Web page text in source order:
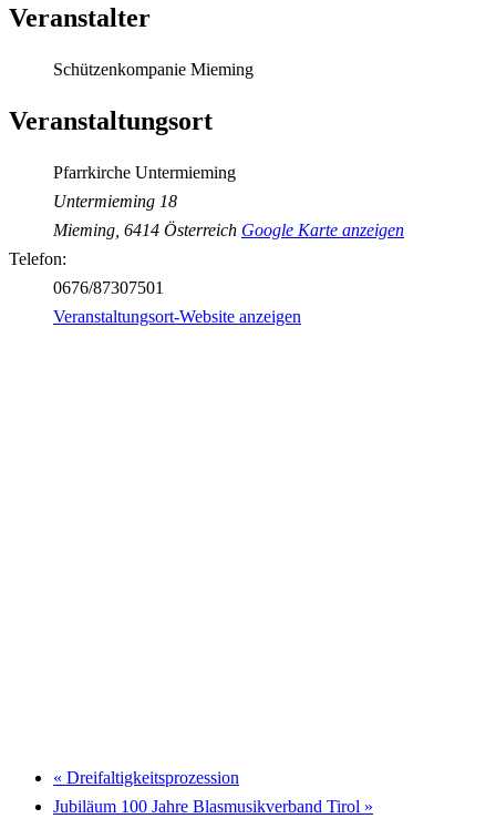
Veranstalter
Schützenkompanie Mieming
Veranstaltungsort
Pfarrkirche Untermieming
Untermieming 18
Mieming 6414 Österreich Google Karte anzeigen
Telefon:
0676/87307501
Veranstaltungsort-Website anzeigen
« Dreifaltigkeitsprozession
Jubiläum 100 Jahre Blasmusikverband Tirol »